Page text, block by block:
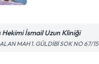
Hekimi İsmail Uzun Kliniği
MAH 1. GÜLDİBİ SOK NO 67/15